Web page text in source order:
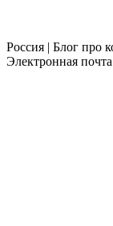
Россия | Блог про
Электронная